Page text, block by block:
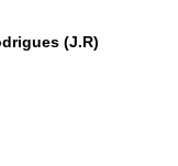
(J.R)